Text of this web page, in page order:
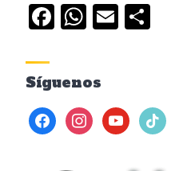
Facebook
WhatsApp
Email
Síguenos
facebookinstagramyoutubetiktok